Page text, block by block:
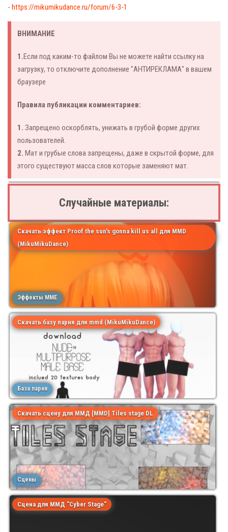
- https://mikumikudance.ru/forum/6-3-1
ВНИМАНИЕ
1.Если под каким-то файлом Вы не можете найти ссылку на
загрузку, то отключите дополнение "АНТИРЕКЛАМА" в вашем
браузере
Правила публикации комментариев:
1. Запрещено оскорблять, унижать в грубой форме других
пользователей.
2. Мат и грубые слова запрещены, даже в скрытой форме, для
этого существуют масса слов которые заменяют мат.
Случайные материалы:
Скачать эффект Proof the sun's gonna kill us all для MMD
(MikuMikuDance)
Эффекты MME
Скачать базу парня для mmd (MikuMikuDance)
База парня
Скачать сцену для ММД [MMD] Tiles stage DL
Сцены
Сцена для ММД "Cyber Stage"